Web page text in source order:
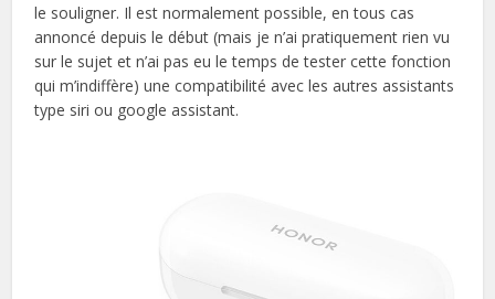
le souligner. Il est normalement possible, en tous cas
annoncé depuis le début (mais je n’ai pratiquement rien vu
sur le sujet et n’ai pas eu le temps de tester cette fonction
qui m’indiffère) une compatibilité avec les autres assistants
type siri ou google assistant.